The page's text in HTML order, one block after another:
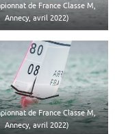
de France Classe M,
Annecy, avril 2022)
de France Classe M,
Annecy, avril 2022)